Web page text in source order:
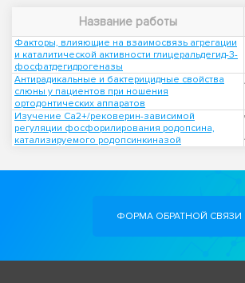
Название работы
Факторы, влияющие на взаимосвязь агрегации
и каталитической активности глицеральдегид-3-
фосфатдегидрогеназы
Антирадикальные и бактерицидные свойства
слюны у пациентов при ношения
ортодонтических аппаратов
Изучение Ca2+/рековерин-зависимой
регуляции фосфорилирования родопсина,
катализируемого родопсинкиназой
ФОРМА ОБРАТНОЙ СВЯЗИ